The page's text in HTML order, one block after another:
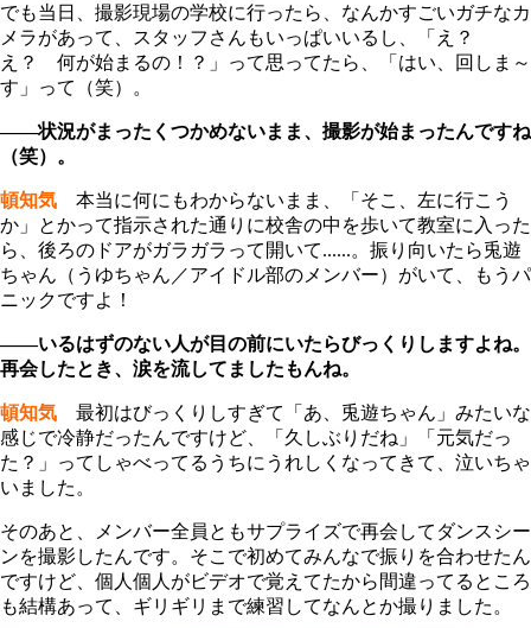
でも当日、撮影現場の学校に行ったら、なんかすごいガチなカ
メラがあって、スタッフさんもいっぱいいるし、「え？
え？ 何が始まるの！？」って思ってたら、「はい、回しま～
す」って（笑）。
――状況がまったくつかめないまま、撮影が始まったんですね
（笑）。
頓知気 本当に何にもわからないまま、「そこ、左に行こう
か」とかって指示された通りに校舎の中を歩いて教室に入った
ら、後ろのドアがガラガラって開いて......。振り向いたら兎遊
ちゃん（うゆちゃん／アイドル部のメンバー）がいて、もうパ
ニックですよ！
――いるはずのない人が目の前にいたらびっくりしますよね。
再会したとき、涙を流してましたもんね。
頓知気 最初はびっくりしすぎて「あ、兎遊ちゃん」みたいな
感じで冷静だったんですけど、「久しぶりだね」「元気だっ
た？」ってしゃべってるうちにうれしくなってきて、泣いちゃ
いました。
そのあと、メンバー全員ともサプライズで再会してダンスシー
ンを撮影したんです。そこで初めてみんなで振りを合わせたん
ですけど、個人個人がビデオで覚えてたから間違ってるところ
も結構あって、ギリギリまで練習してなんとか撮りました。